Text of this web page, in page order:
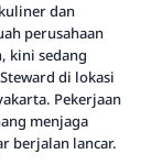
dan
perusahaan
kini sedang
di lokasi
Pekerjaan
menjaga
berjalan lancar.